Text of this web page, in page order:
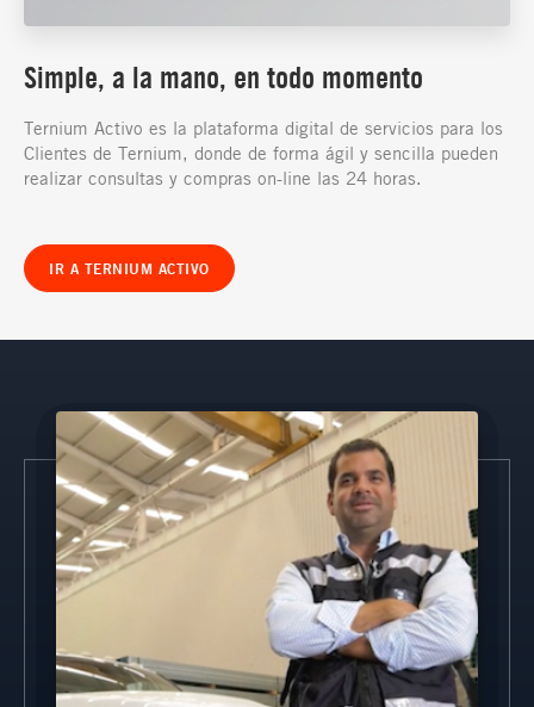
Simple, a la mano, en todo momento
Ternium Activo es la plataforma digital de servicios para los
Clientes de Ternium, donde de forma ágil y sencilla pueden
realizar consultas y compras on-line las 24 horas.
IR A TERNIUM ACTIVO